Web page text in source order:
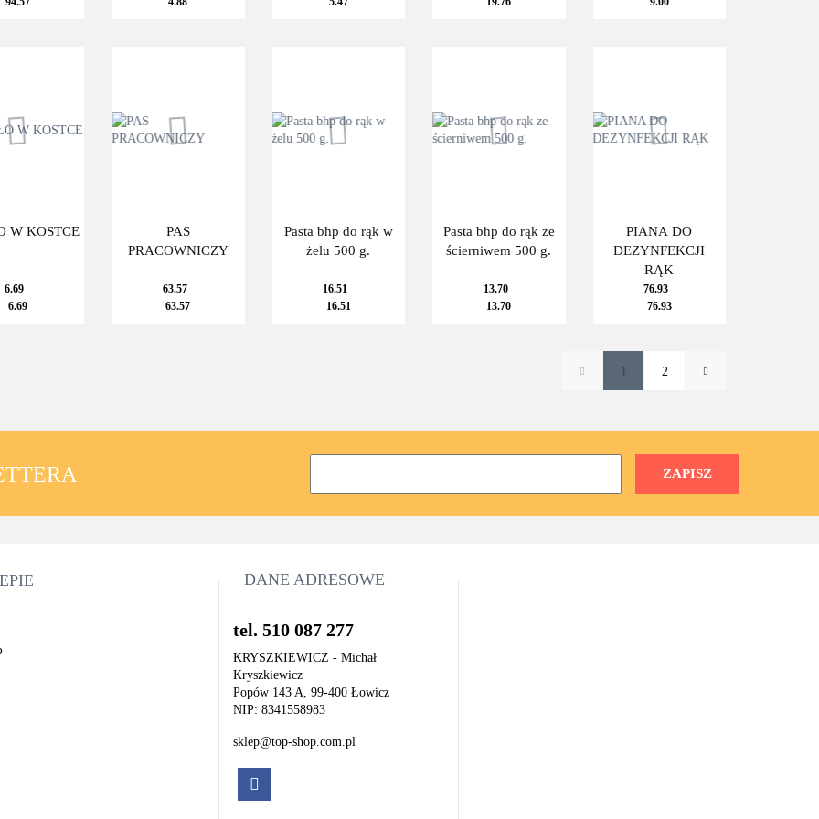
W KOSTCE
6.69
6.69
PAS
PRACOWNICZY
63.57
63.57
Pasta bhp do rąk w
żelu 500 g.
16.51
16.51
Pasta bhp do rąk ze
ścierniwem 500 g.
13.70
13.70
PIANA DO
DEZYNFEKCJI
RĄK
76.93
76.93
2
DANE ADRESOWE
tel. 510 087 277
KRYSZKIEWICZ - Michał
Kryszkiewicz
Popów 143 A, 99-400 Łowicz
NIP: 8341558983
sklep@top-shop.com.pl